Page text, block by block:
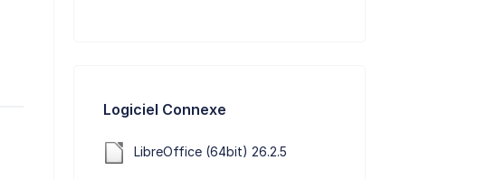
Logiciel Connexe
LibreOffice (64bit) 26.2.5